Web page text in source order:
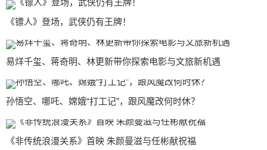
《镖人》登场，武侠仍有王牌！
易烊千玺、蒋奇明、林更新带你探索电影与文旅新机遇
孙悟空、哪吒、嫦娥“打工记”，跟风魔改何时休？
《非传统浪漫关系》首映 朱颜曼滋与任彬献祝福